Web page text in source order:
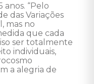
anos. “Pelo
das Variações
mas no
que cada
ser totalmente
individuais,
a alegria de